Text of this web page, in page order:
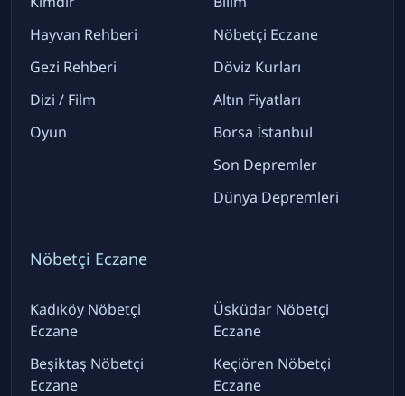
Hayvan Rehberi
Gezi Rehberi
Dizi / Film
Oyun
Nöbetçi Eczane
Döviz Kurları
Altın Fiyatları
Borsa İstanbul
Son Depremler
Dünya Depremleri
Nöbetçi Eczane
Kadıköy Nöbetçi
Eczane
Beşiktaş Nöbetçi
Eczane
Üsküdar Nöbetçi
Eczane
Keçiören Nöbetçi
Eczane